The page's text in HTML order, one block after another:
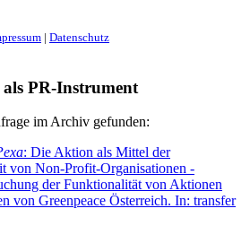
| Datenschutz
PR-Instrument
im Archiv gefunden:
: Die Aktion als Mittel der
von Non-Profit-Organisationen -
der Funktionalität von Aktionen
von Greenpeace Österreich. In: transfer